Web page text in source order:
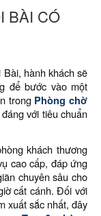
BÀI CÓ
hành khách sẽ
để bước vào một
trong Phòng chờ
với tiêu chuẩn
khách thương
cao cấp, đáp ứng
chuyên sâu cho
cất cánh. Đối với
xuất sắc nhất, đây